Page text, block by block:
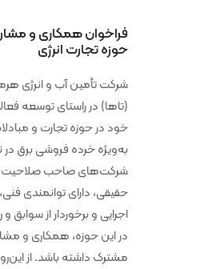
فراخوان همکاری و
حوزه تجارت انرژی
شرکت تأمین آب و انرژی
(تاها) در راستای توسعه
خود در حوزه تجارت و مبادلات
به‌ویژه خرده فروشی برق در
شرکت‌های صاحب
حقیقی، دارای توانمندی
اجرایی و برخوردار از سوابق
در این حوزه، همکاری و
مشترک داشته باشد. از